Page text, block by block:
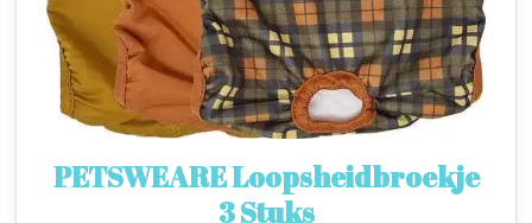
PETSWEARE Loopsheidbroekje
3 Stuks